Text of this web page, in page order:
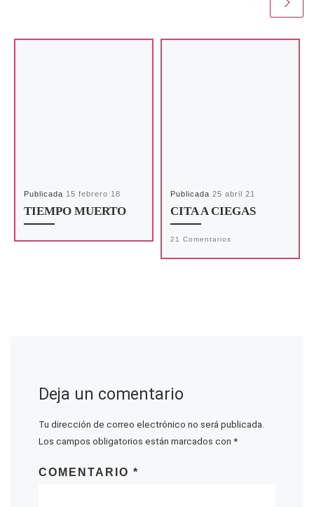
Publicada 15 febrero 18
TIEMPO MUERTO
Publicada25 abril 21
CITA A CIEGAS
21 Comentarios
Deja un comentario
Tu dirección de correo electrónico no será publicada.
Los campos obligatorios están marcados con *
COMENTARIO *